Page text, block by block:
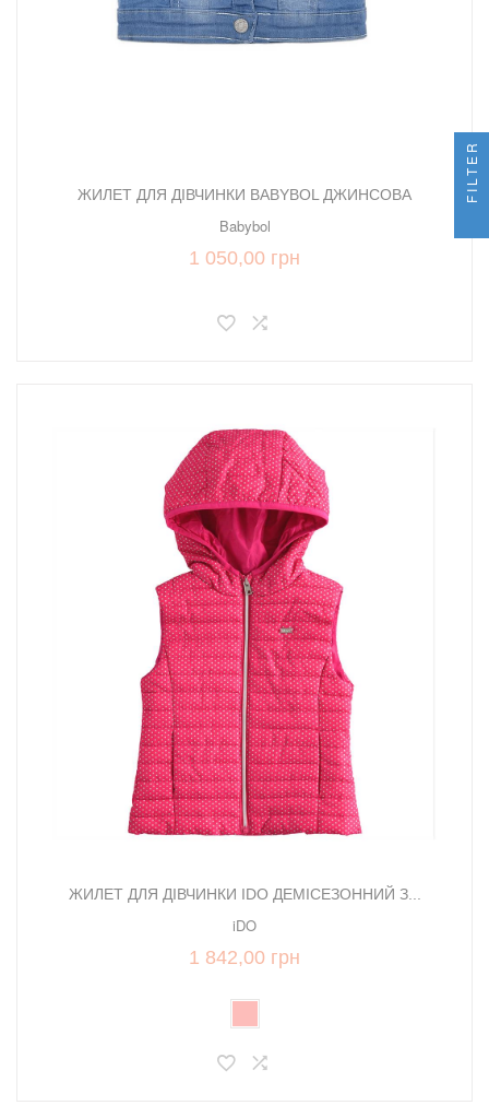
ЖИЛЕТ ДЛЯ ДІВЧИНКИ BABYBOL ДЖИНСОВА
Babybol
1 050,00 грн
ЖИЛЕТ ДЛЯ ДІВЧИНКИ IDO ДЕМІСЕЗОННИЙ З...
iDO
1 842,00 грн
FILTER